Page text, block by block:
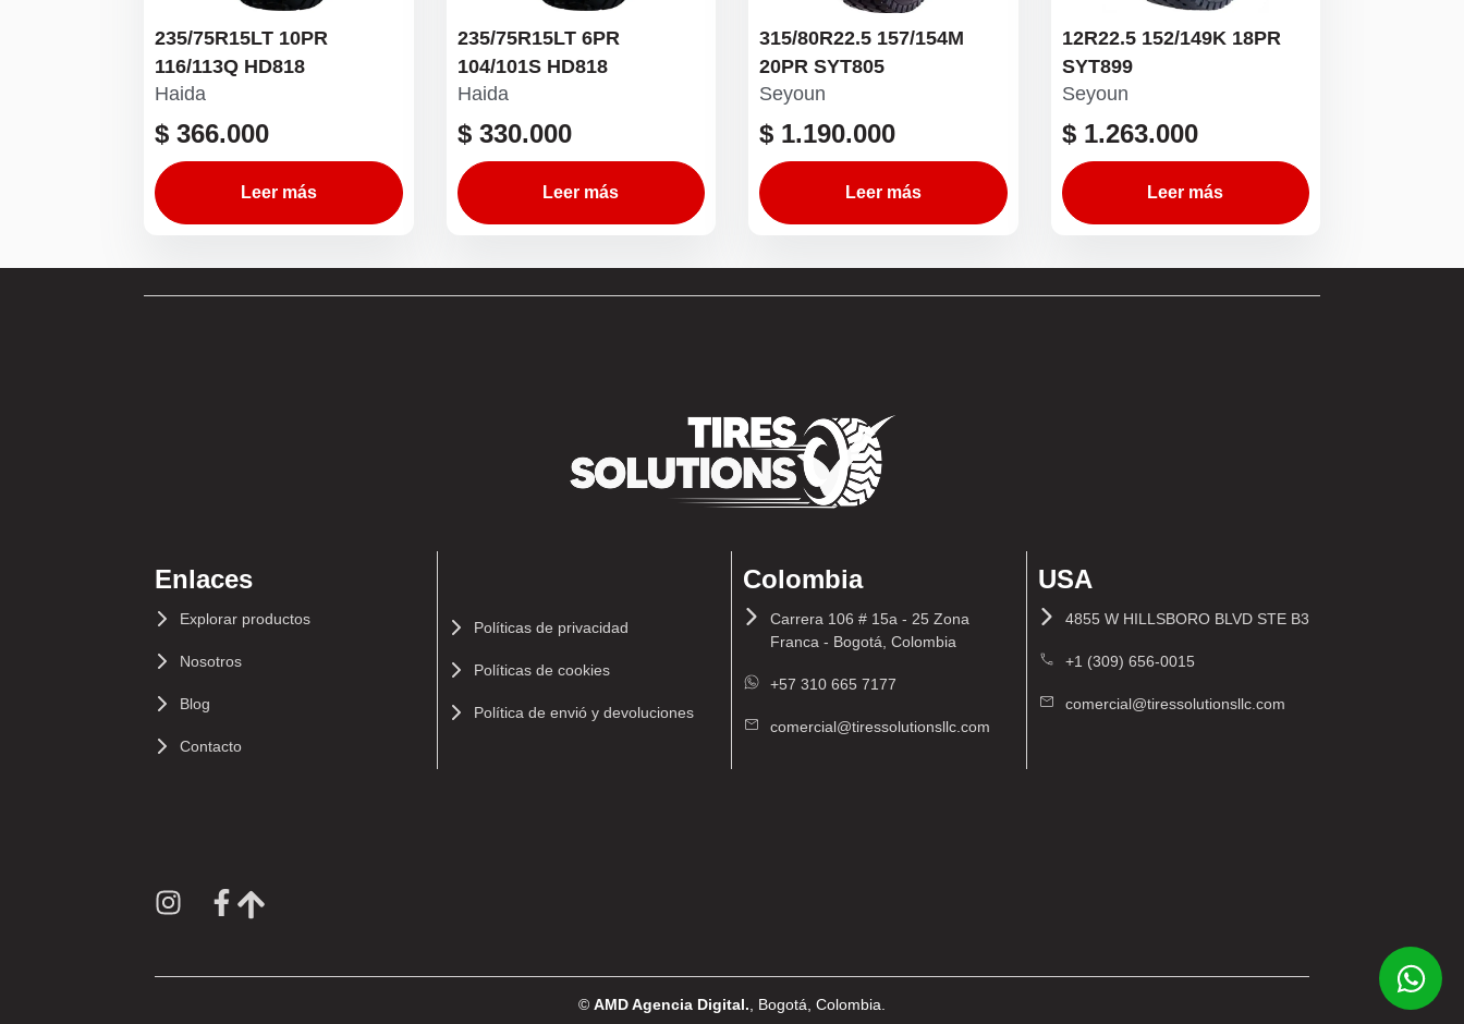
235/75R15LT 10PR
116/113Q HD818
Haida
$ 366.000
Leer más
235/75R15LT 6PR
104/101S HD818
Haida
$330.000
Leer más
315/80R22.5 157/154M
20PR SYT805
Seyoun
$ 1.190.000
Leer más
12R22.5 152/149K 18PR
SYT899
Seyoun
$1.263.000
Leer más
Enlaces
Explorar productos
Nosotros
Blog
Contacto
Políticas de privacidad
Políticas de cookies
Política de envió y devoluciones
Colombia
Carrera 106 # 15a - 25 Zona
Franca - Bogotá, Colombia
+57 310 665 7177
comercial@tiressolutionsllc.com
USA
4855 W HILLSBORO BLVD STE B3
+1 (309) 656-0015
comercial@tiressolutionsllc.com
© AMD Agencia Digital. , Bogotá, Colombia.